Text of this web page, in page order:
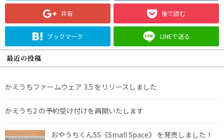
共有 後で読む
ブックマーク LINEで送る
最近の投稿
かえうちファームウェア 3.5 をリリースしました
かえうち2 の予約受け付けを再開いたします
おやうちくんSS《Small Space》 を発売しました！